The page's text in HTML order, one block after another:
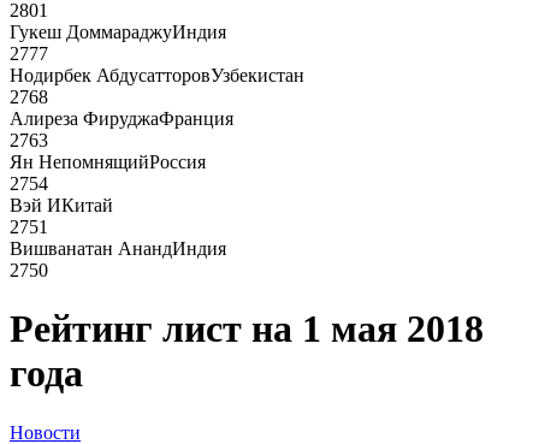
2801
Гукеш ДоммараджуИндия
2777
Нодирбек АбдусатторовУзбекистан
2768
Алиреза ФируджаФранция
2763
Ян НепомнящийРоссия
2754
Вэй ИКитай
2751
Вишванатан АнандИндия
2750
Рейтинг лист на 1 мая 2018
года
Новости